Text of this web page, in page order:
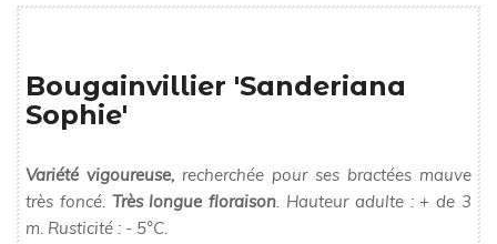
Bougainvillier 'Sanderiana
Sophie'
Variété vigoureuse, recherchée pour ses bractées mauve
très foncé. Très longue floraison. Hauteur adulte : + de 3
m. Rusticité : - 5°C.